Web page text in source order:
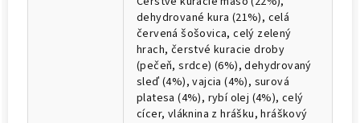
dehydrované kura (21%), celá
červená šošovica, celý zelený
hrach, čerstvé kuracie droby
(pečeň, srdce) (6%), dehydrovaný
sleď (4%), vajcia (4%), surová
platesa (4%), rybí olej (4%), celý
cícer, vláknina z hrášku, hráškový